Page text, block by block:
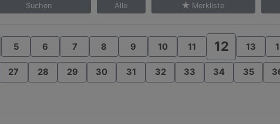
Suchen Alle Merkliste
5 6 7 8 9 10 11 12 13
27 28 29 30 31 32 33 34 35